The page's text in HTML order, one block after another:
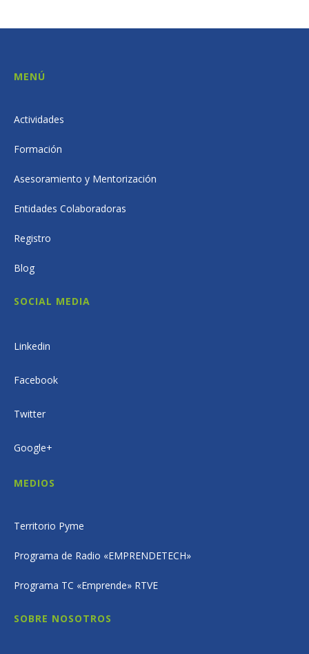
MENÚ
Actividades
Formación
Asesoramiento y Mentorización
Entidades Colaboradoras
Registro
Blog
SOCIAL MEDIA
Linkedin
Facebook
Twitter
Google+
MEDIOS
Territorio Pyme
Programa de Radio «EMPRENDETECH»
Programa TC «Emprende» RTVE
SOBRE NOSOTROS